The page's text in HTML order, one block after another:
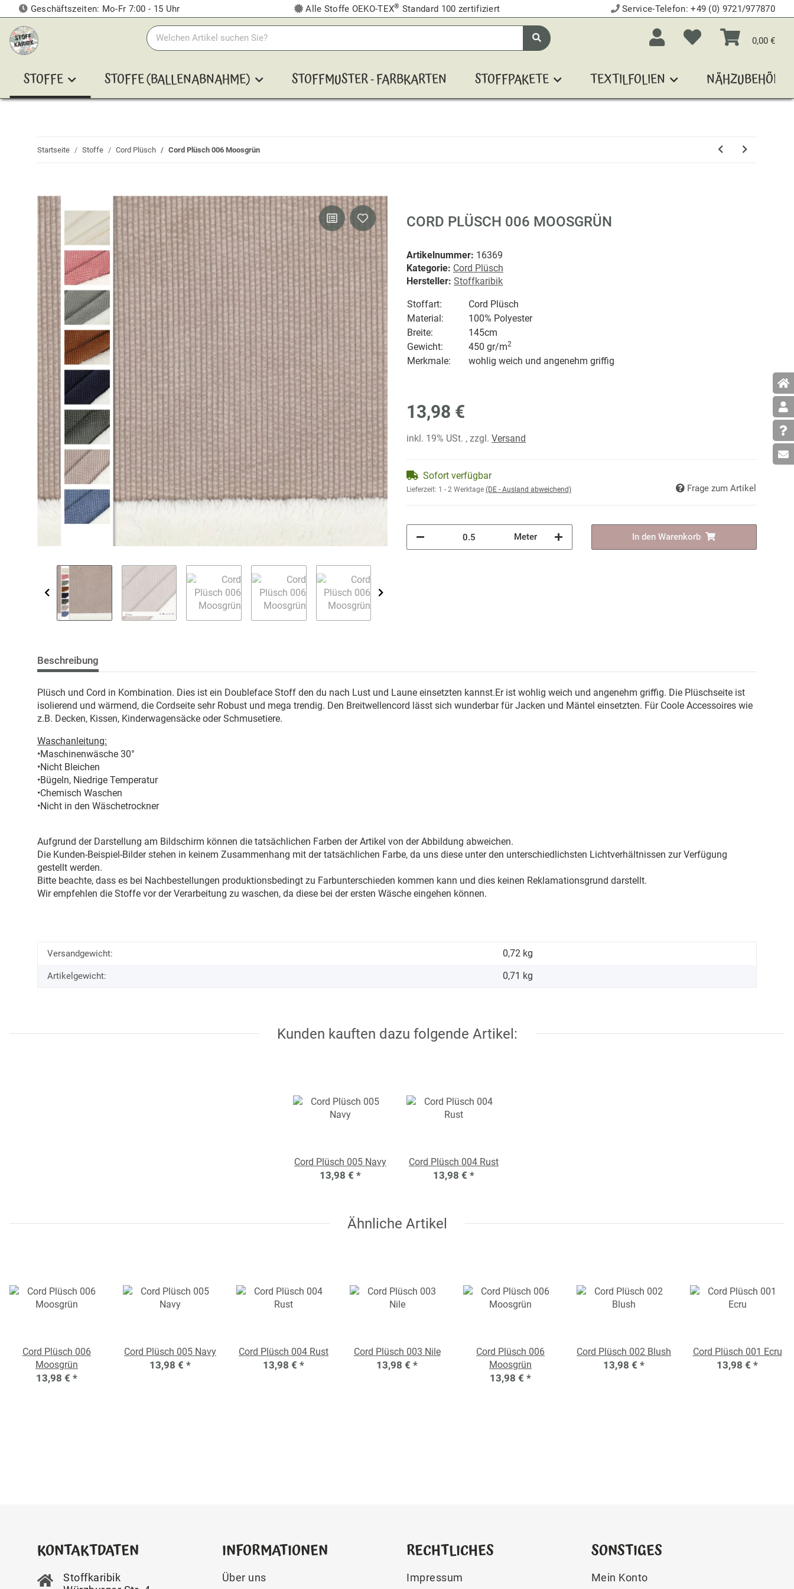
Geschäftszeiten: Mo-Fr 7:00 - 15 Uhr Alle Stoffe OEKO-TEX® Standard 100 zertifiziert Service-Telefon:+49 (0) 9721/977870
0,00 €
STOFFE STOFFE (BALLENABNAHME) STOFFMUSTER - FARBKARTEN STOFFPAKETE TEXTILFOLIEN NÄHZUBEHÖR
Startseite Stoffe Cord Plüsch Cord Plüsch 006 Moosgrün
CORD PLÜSCH 006 MOOSGRÜN
Artikelnummer: 16369
Kategorie: Cord Plüsch
Hersteller: Stoffkaribik
Stoffart:
Cord Plüsch
Material:
100% Polyester
Breite:
145cm
Gewicht:
450 gr/m2
Merkmale: wohlig weich und angenehm griffig
13,98 €
inkl. 19% USt. , zzgl. Versand
Sofort verfügbar
Lieferzeit: 1 - 2 Werktage (DE - Ausland abweichend) Frage zum Artikel
Meter In den Warenkorb
Beschreibung
Plüsch und Cord in Kombination. Dies ist ein Doubleface Stoff den du nach Lust und Laune einsetzten kannst.Er ist wohlig weich und angenehm griffig. Die Plüschseite ist
isolierend und wärmend, die Cordseite sehr Robust und mega trendig. Den Breitwellencord lässt sich wunderbar für Jacken und Mäntel einsetzten. Für Coole Accessoires wie
z.B. Decken, Kissen, Kinderwagensäcke oder Schmusetiere.
Waschanleitung:
•Maschinenwäsche 30°
•Nicht Bleichen
•Bügeln, Niedrige Temperatur
•Chemisch Waschen
•Nicht in den Wäschetrockner
Aufgrund der Darstellung am Bildschirm können die tatsächlichen Farben der Artikel von der Abbildung abweichen.
Die Kunden-Beispiel-Bilder stehen in keinem Zusammenhang mit der tatsächlichen Farbe, da uns diese unter den unterschiedlichsten Lichtverhältnissen zur Verfügung
gestellt werden.
Bitte beachte, dass es bei Nachbestellungen produktionsbedingt zu Farbunterschieden kommen kann und dies keinen Reklamationsgrund darstellt.
Wir empfehlen die Stoffe vor der Verarbeitung zu waschen, da diese bei der ersten Wäsche eingehen können.
Versandgewicht: 0,72 kg
Artikelgewicht: 0,71 kg
Kunden kauften dazu folgende Artikel:
Cord Plüsch 005 Navy
13,98 € *
Cord Plüsch 004 Rust
13,98 € *
Ähnliche Artikel
Cord Plüsch 006
Moosgrün
13,98 € *
Cord Plüsch 005 Navy
13,98 € *
Cord Plüsch 004 Rust
13,98 € *
Cord Plüsch 003 Nile
13,98 € *
Cord Plüsch 006
Moosgrün
13,98 € *
Cord Plüsch 002 Blush
13,98 € *
Cord Plüsch 001 Ecru
13,98 € *
KONTAKTDATEN
Stoffkaribik
INFORMATIONEN
Über uns
RECHTLICHES
Impressum
SONSTIGES
Mein Konto